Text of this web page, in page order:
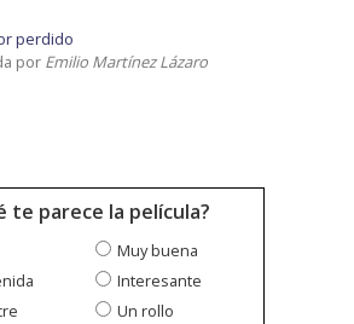
perdido
por Emilio Martínez Lázaro
te parece la película?
Muy buena
Interesante
Un rollo